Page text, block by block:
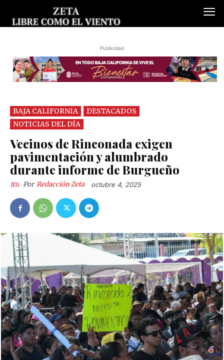
Publicidad
BAJA CALIFORNIA
DESTACADOS
NOTICIAS DEL DÍA
Vecinos de Rinconada exigen
pavimentación y alumbrado
durante informe de Burgueño
Por Redacción Zeta octubre 4, 2025